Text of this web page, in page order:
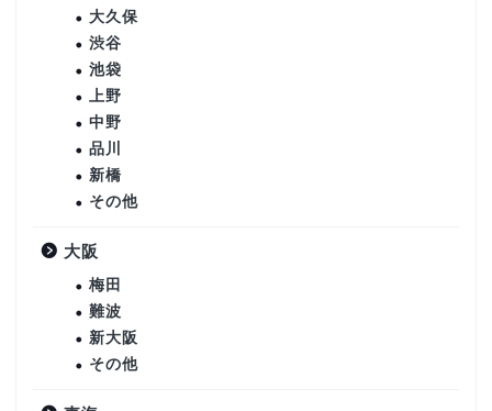
大久保
渋谷
池袋
上野
中野
品川
新橋
その他
大阪
梅田
難波
新大阪
その他